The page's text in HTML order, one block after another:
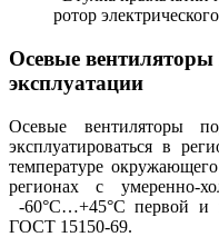
ротор
Осевые
эксплуатации
Осевые вентиляторы
эксплуатироваться в
температуре
регионах с умеренно-
-60°С…+45°С первой и
ГОСТ 15150-69.